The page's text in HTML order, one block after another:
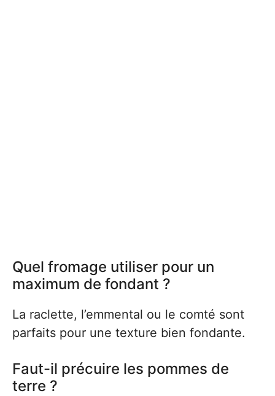
Quel fromage utiliser pour un
maximum de fondant ?
La raclette, l’emmental ou le comté sont
parfaits pour une texture bien fondante.
Faut-il précuire les pommes de
terre ?